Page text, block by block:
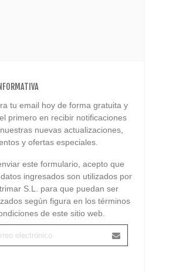
tu email hoy de forma gratuita y
primero en recibir notificaciones
nuevas actualizaciones,
y ofertas especiales.
este formulario, acepto que
ingresados son utilizados por
S.L. para que puedan ser
según figura en los términos
de este sitio web.